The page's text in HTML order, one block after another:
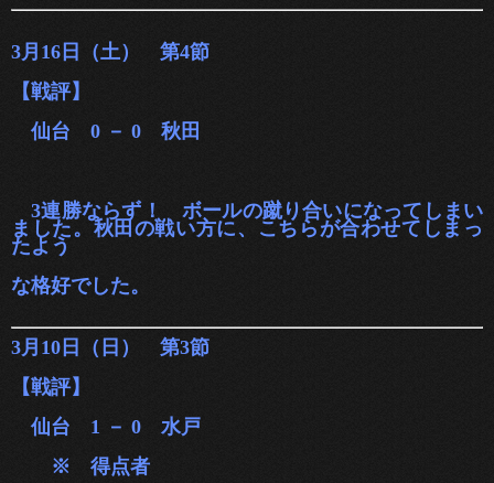
3月16日（土） 第4節
【戦評】
仙台 0 － 0 秋田
3連勝ならず！ ボールの蹴り合いになってしまい
ました。秋田の戦い方に、こちらが合わせてしまっ
たよう
な格好でした。
3月10日（日） 第3節
【戦評】
仙台 1 － 0 水戸
※ 得点者